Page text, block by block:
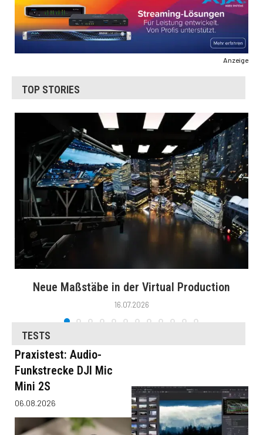
Anzeige
TOP STORIES
Neue Maßstäbe in der Virtual Production
16.07.2026
TESTS
Praxistest: Audio-
Funkstrecke DJI Mic
Mini 2S
06.08.2026